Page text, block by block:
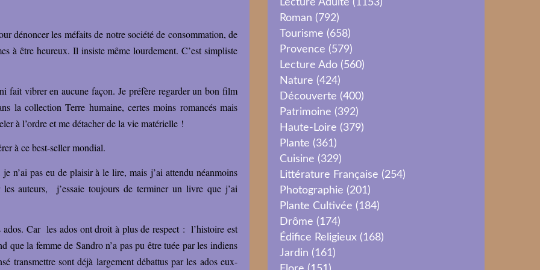
dénoncer les méfaits de notre société de consommation, de
à être heureux. Il insiste même lourdement. C’est simpliste
fait vibrer en aucune façon. Je préfère regarder un bon film
la collection Terre humaine, certes moins romancés mais
à l’ordre et me détacher de la vie matérielle !
à ce best-seller mondial.
n’ai pas eu de plaisir à le lire, mais j’ai attendu néanmoins
auteurs, j’essaie toujours de terminer un livre que j’ai
Car les ados ont droit à plus de respect : l’histoire est
la femme de Sandro n’a pas pu être tuée par les indiens
transmettre sont déjà largement débattus par les ados eux-
Lecture Adulte (1153)
Roman (792)
Tourisme (658)
Provence (579)
Lecture Ado (560)
Nature (424)
Découverte (400)
Patrimoine (392)
Haute-Loire (379)
Plante (361)
Cuisine (329)
Littérature Française (254)
Photographie (201)
Plante Cultivée (184)
Drôme (174)
Édifice Religieux (168)
Jardin (161)